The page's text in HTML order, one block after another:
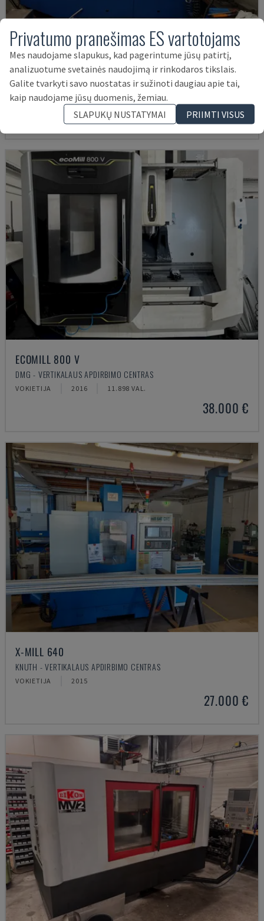
MYNX 550
DAEWOO - VERTIKALAUS APDIRBIMO CENTRAS
ITALIJA 2003
21.000 €
ECOMILL 800 V
DMG - VERTIKALAUS APDIRBIMO CENTRAS
VOKIETIJA 2016 11.898 VAL.
38.000 €
X-MILL 640
KNUTH - VERTIKALAUS APDIRBIMO CENTRAS
VOKIETIJA 2015
27.000 €
Privatumo pranešimas ES vartotojams
Mes naudojame slapukus, kad pagerintume jūsų patirtį,
analizuotume svetainės naudojimą ir rinkodaros tikslais.
Galite tvarkyti savo nuostatas ir sužinoti daugiau apie tai,
kaip naudojame jūsų duomenis, žemiau.
SLAPUKŲ NUSTATYMAI
PRIIMTI VISUS